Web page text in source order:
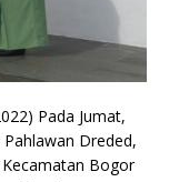
Pada Jumat,
Dreded,
Kecamatan Bogor